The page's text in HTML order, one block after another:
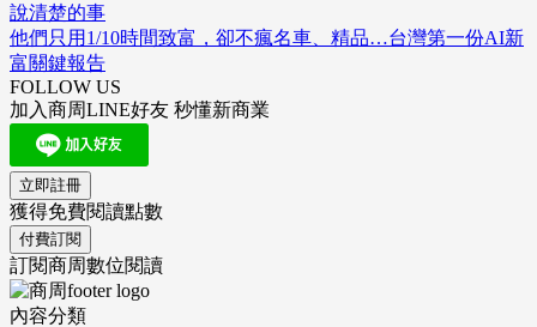
說清楚的事
他們只用1/10時間致富，卻不瘋名車、精品…台灣第一份AI新
富關鍵報告
FOLLOW US
加入商周LINE好友 秒懂新商業
立即註冊
獲得免費閱讀點數
付費訂閱
訂閱商周數位閱讀
內容分類